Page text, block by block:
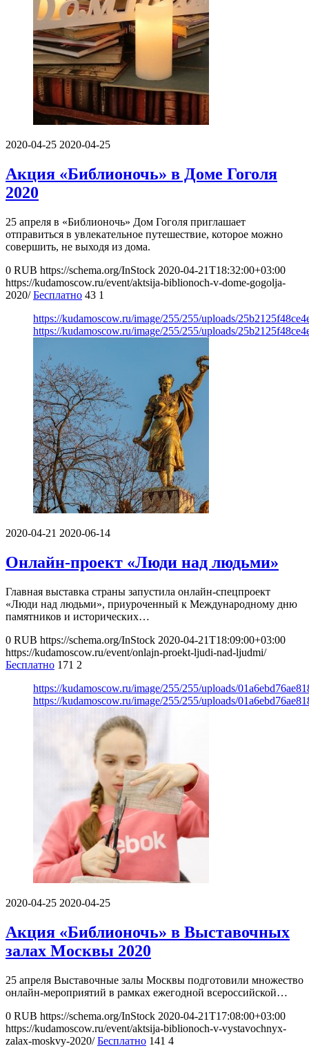
2020-04-25 2020-04-25
Акция «Библионочь» в Доме Гоголя
2020
25 апреля в «Библионочь» Дом Гоголя приглашает
отправиться в увлекательное путешествие, которое можно
совершить, не выходя из дома.
0 RUB https://schema.org/InStock 2020-04-21T18:32:00+03:00
https://kudamoscow.ru/event/aktsija-biblionoch-v-dome-gogolja-
2020/ Бесплатно 43 1
https://kudamoscow.ru/image/255/255/uploads/
https://kudamoscow.ru/image/255/255/uploads/
2020-04-21 2020-06-14
Онлайн-проект «Люди над людьми»
Главная выставка страны запустила онлайн-спецпроект
«Люди над людьми», приуроченный к Международному дню
памятников и исторических…
0 RUB https://schema.org/InStock 2020-04-21T18:09:00+03:00
https://kudamoscow.ru/event/onlajn-proekt-ljudi-nad-ljudmi/
Бесплатно 171 2
https://kudamoscow.ru/image/255/255/uploads/
https://kudamoscow.ru/image/255/255/uploads/
2020-04-25 2020-04-25
Акция «Библионочь» в Выставочных
залах Москвы 2020
25 апреля Выставочные залы Москвы подготовили множество
онлайн-мероприятий в рамках ежегодной всероссийской…
0 RUB https://schema.org/InStock 2020-04-21T17:08:00+03:00
https://kudamoscow.ru/event/aktsija-biblionoch-v-vystavochnyx-
zalax-moskvy-2020/ Бесплатно 141 4